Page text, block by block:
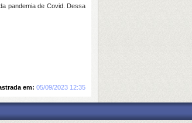
pandemia de Covid. Dessa
em: 05/09/2023 12:35